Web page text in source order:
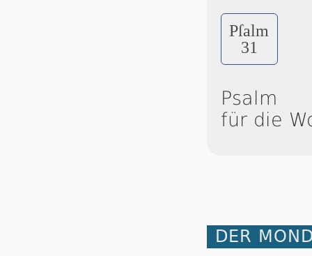
Pſalm
31
Psalm
für die
DER